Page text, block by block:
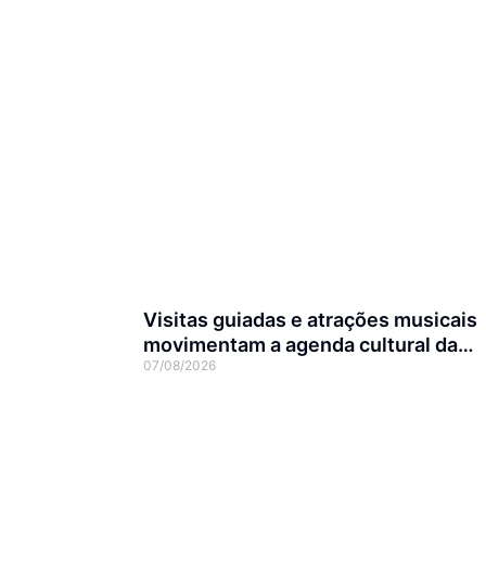
Visitas guiadas e atrações musicais
movimentam a agenda cultural da
semana em Joinville
07/08/2026